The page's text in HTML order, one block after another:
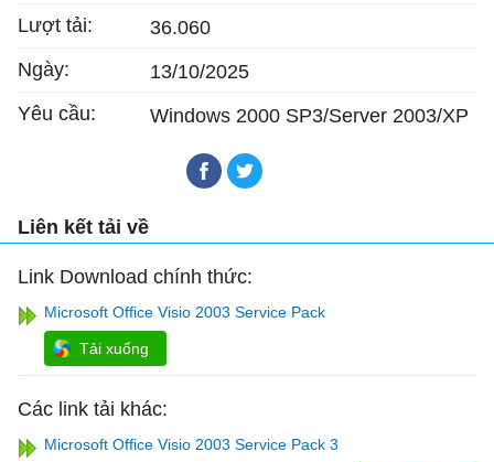
Lượt tải:
36.060
Ngày:
13/10/2025
Yêu cầu:
Windows 2000 SP3/Server 2003/XP
Liên kết tải về
Link Download chính thức:
Microsoft Office Visio 2003 Service Pack
Tải xuống
Các link tải khác:
Microsoft Office Visio 2003 Service Pack 3